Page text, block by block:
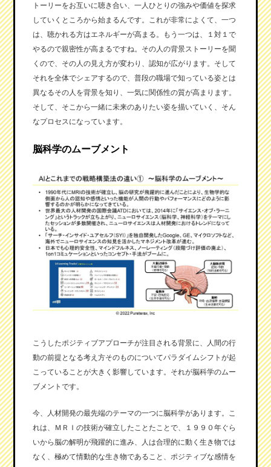
トーリーをお互いに聴き合い、一人ひとりの強みや価値を探求
していくところから始まるんです。これが非常によくて、一つ
は、聴かれる方はエネルギーが高まる。もう一つは、１対１で
やるので親密性が高まるですね。その人の背景ストーリーを聞
くので、その人の見え方が変わり、認知が広がります。そして
それを全体でシェアするので、普段の職場で知っている姿とは
異なるその人を背景を知り、一気に関係性の質が高まります。
そして、そこから一緒に未来のありたい姿を描いていく、そん
なプロセスになっています。
脳科学のムーブメント
こうしたポジティブアプローチが注目される背景に、人間の行
動の前提となる考え方そのものについてパラダイムシフトが起
こっていることが大きく影響しています。それが脳科学のムー
ブメントです。
今、人材開発の最先端のテーマの一つに脳科学があります。こ
れは、ＭＲＩの技術が確立したことたことで、１９９０年ぐら
いから脳の解明が飛躍的に進み、人は合理的に動く生き物では
なく、極めて情動的な生き物であること、ポジティブな感情を